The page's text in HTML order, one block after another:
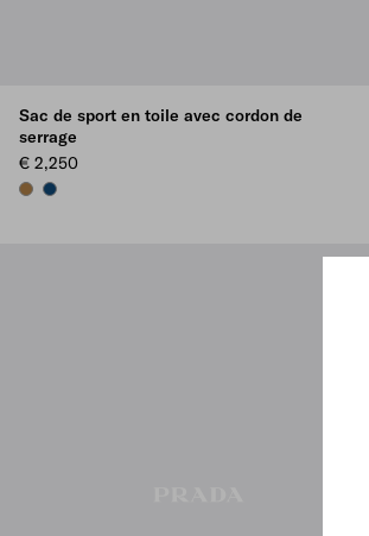
Sac de sport en toile avec cordon de
serrage
€ 2,250
TABACCO
BALTIC BLUE